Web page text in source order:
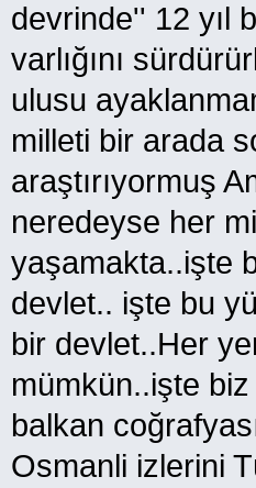
devrinde'' 12 yıl
varlığını
ulusu
milleti bir arada
araştırıyormuş
neredeyse her
yaşamakta..işte
devlet.. işte bu
bir devlet..Her
mümkün..işte
balkan
Osmanli izlerini